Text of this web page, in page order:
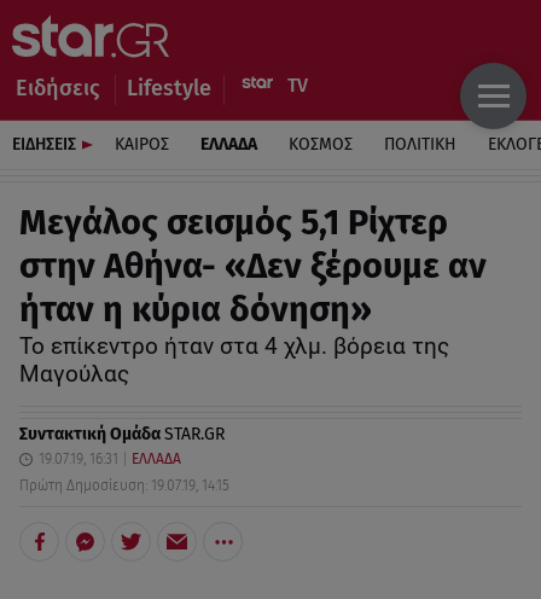
Ειδήσεις Lifestyle
ΕΙΔΗΣΕΙΣ ΚΑΙΡΟΣ ΕΛΛΑΔΑ ΚΟΣΜΟΣ ΠΟΛΙΤΙΚΗ
Μεγάλος σεισμός 5,1 Ρίχτερ
στην Αθήνα- «Δεν ξέρουμε αν
ήταν η κύρια δόνηση»
Το επίκεντρο ήταν στα 4 χλμ. βόρεια της
Μαγούλας
Συντακτική ΟμάδαSTAR.GR
19.07.19, 16:31
ΕΛΛΑΔΑ
Πρώτη Δημοσίευση: 19.07.19, 14:15